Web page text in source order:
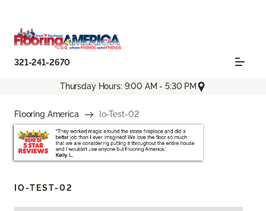
321-241-2670
Thursday Hours: 9:00 AM - 5:30 PM
Flooring America Io-Test-02
IO-TEST-02